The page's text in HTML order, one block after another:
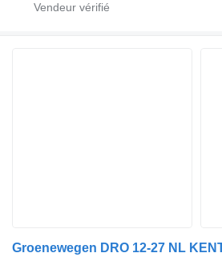
Groenewegen DRO 12-27 NL